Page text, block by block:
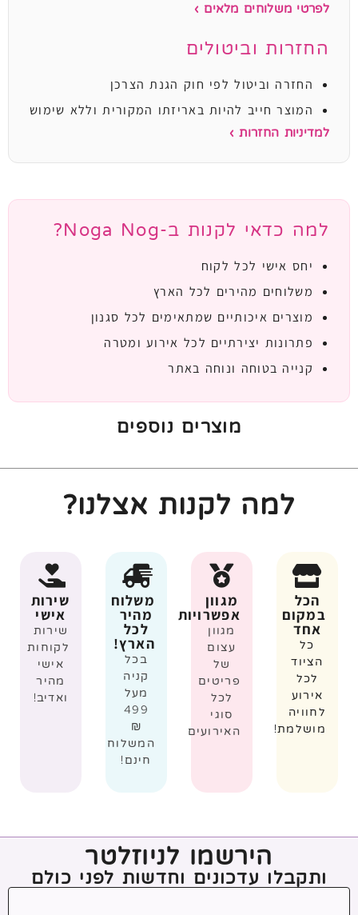
לפרטי משלוחים מלאים ›
החזרות וביטולים
החזרה וביטול לפי חוק הגנת הצרכן
המוצר חייב להיות באריזתו המקורית וללא שימוש
למדיניות החזרות ›
למה כדאי לקנות ב-Noga Nog?
יחס אישי לכל לקוח
משלוחים מהירים לכל הארץ
מוצרים איכותיים שמתאימים לכל סגנון
פתרונות יצירתיים לכל אירוע ומטרה
קנייה בטוחה ונוחה באתר
מוצרים נוספים
למה לקנות אצלנו?
הכל
במקום
אחד
כל
הציוד
לכל
אירוע
לחוויה
מושלמת!
מגוון
אפשרויות
מגוון
עצום
של
פריטים
לכל
סוגי
האירועים
משלוח
מהיר
לכל
הארץ!
בכל
קניה
מעל
499
₪
המשלוח
חינם!
שירות
אישי
שירות
לקוחות
אישי
מהיר
ואדיב!
הירשמו לניוזלטר
ותקבלו עדכונים וחדשות לפני כולם